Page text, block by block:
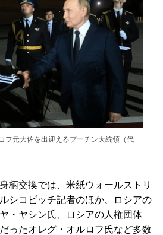
フ元大佐を出迎えるプーチン大統領（代
柄交換では、米紙ウォールストリ
シコビッチ記者のほか、ロシアの
・ヤシン氏、ロシアの人権団体
ったオレグ・オルロフ氏など多数